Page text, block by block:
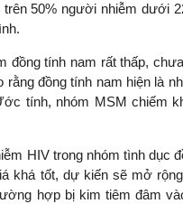
50% người nhiễm dưới
đồng tính nam rất thấp,
đồng tính nam hiện là
tính, nhóm MSM chiếm
HIV trong nhóm tình dục
khá tốt, dự kiến sẽ mở
hợp bị kim tiêm đâm